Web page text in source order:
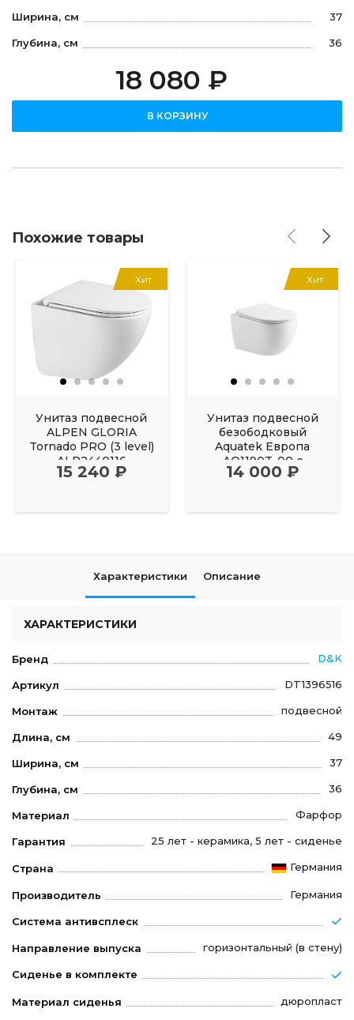
Ширина, см 37
Глубина, см 36
18 080 ₽
В КОРЗИНУ
Похожие товары
Хит
Унитаз подвесной
ALPEN GLORIA
Tornado PRO (3 level)
ALP2440116
15 240 ₽
Хит
Унитаз подвесной
безободковый
Aquatek Европа
AQ1190T-00 с
сиденьем Soft Close
14 000 ₽
Характеристики Описание
ХАРАКТЕРИСТИКИ
Бренд D&K
Артикул DT1396516
Монтаж подвесной
Длина, см 49
Ширина, см 37
Глубина, см 36
Материал Фарфор
Гарантия 25 лет - керамика, 5 лет - сиденье
Страна Германия
Производитель Германия
Система антивсплеск
Направление выпуска горизонтальный (в стену)
Сиденье в комплекте
Материал сиденья дюропласт